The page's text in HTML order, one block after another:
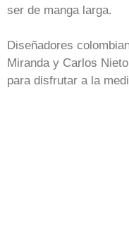
ser de manga larga.
Diseñadores
Miranda y Carlos
para disfrutar a la